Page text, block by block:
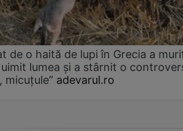
de o haită de lupi în Grecia a
lumea și a stârnit o
micuțule” adevarul.ro